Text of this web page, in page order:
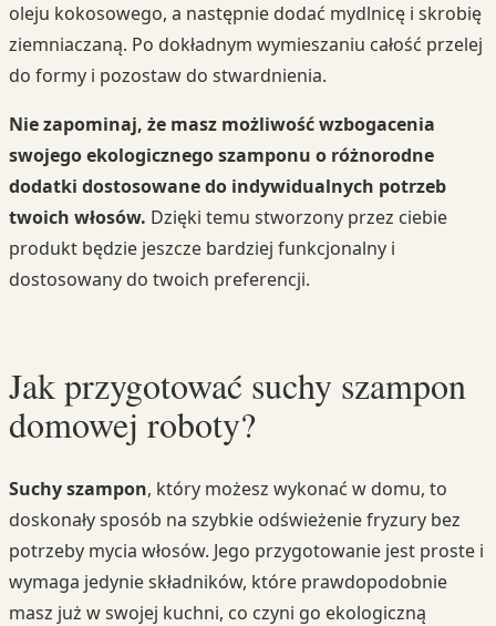
oleju kokosowego, a następnie dodać mydlnicę i skrobię
ziemniaczaną. Po dokładnym wymieszaniu całość przelej
do formy i pozostaw do stwardnienia.
Nie zapominaj, że masz możliwość wzbogacenia
swojego ekologicznego szamponu o różnorodne
dodatki dostosowane do indywidualnych potrzeb
twoich włosów. Dzięki temu stworzony przez ciebie
produkt będzie jeszcze bardziej funkcjonalny i
dostosowany do twoich preferencji.
Jak przygotować suchy szampon
domowej roboty?
Suchy szampon, który możesz wykonać w domu, to
doskonały sposób na szybkie odświeżenie fryzury bez
potrzeby mycia włosów. Jego przygotowanie jest proste i
wymaga jedynie składników, które prawdopodobnie
masz już w swojej kuchni, co czyni go ekologiczną